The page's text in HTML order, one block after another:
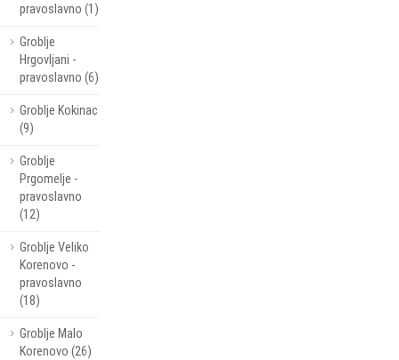
pravoslavno (1)
Groblje
Hrgovljani -
pravoslavno (6)
Groblje Kokinac
(9)
Groblje
Prgomelje -
pravoslavno
(12)
Groblje Veliko
Korenovo -
pravoslavno
(18)
Groblje Malo
Korenovo (26)